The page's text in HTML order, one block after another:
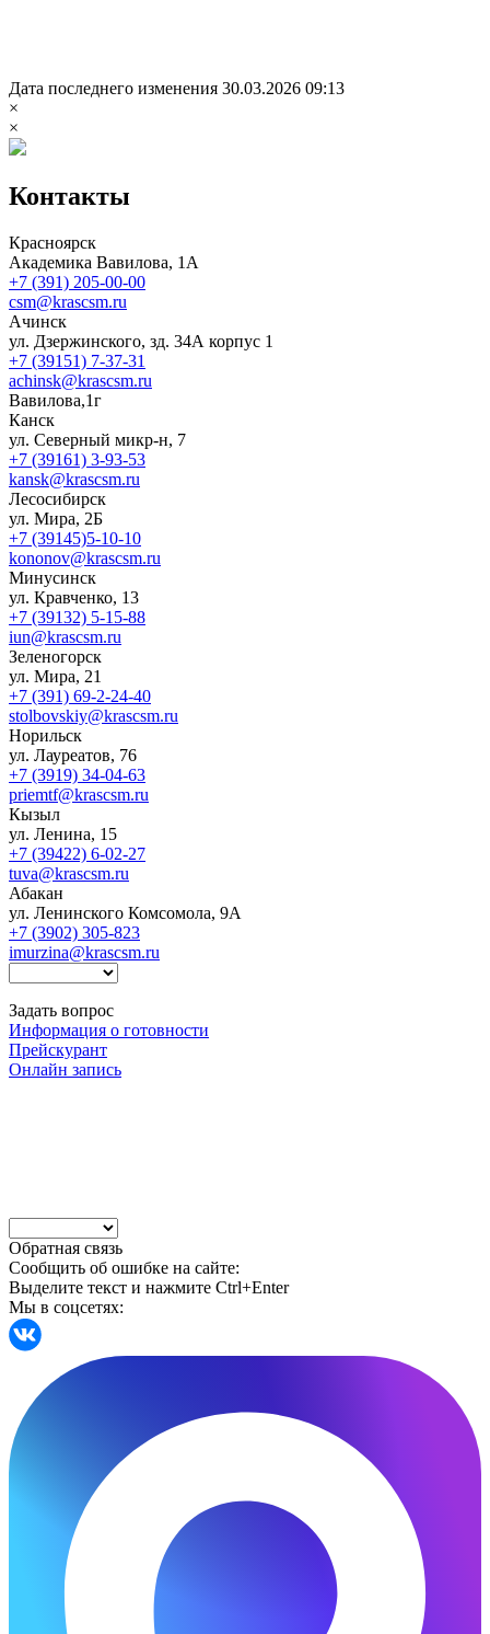
Дата последнего изменения 30.03.2026 09:13
×
×
Контакты
Красноярск
Академика Вавилова, 1А
+7 (391) 205-00-00
csm@krascsm.ru
Ачинск
ул. Дзержинского, зд. 34А корпус 1
+7 (39151) 7-37-31
achinsk@krascsm.ru
Вавилова,1г
Канск
ул. Северный микр-н, 7
+7 (39161) 3-93-53
kansk@krascsm.ru
Лесосибирск
ул. Мира, 2Б
+7 (39145)5-10-10
kononov@krascsm.ru
Минусинск
ул. Кравченко, 13
+7 (39132) 5-15-88
iun@krascsm.ru
Зеленогорск
ул. Мира, 21
+7 (391) 69-2-24-40
stolbovskiy@krascsm.ru
Норильск
ул. Лауреатов, 76
+7 (3919) 34-04-63
priemtf@krascsm.ru
Кызыл
ул. Ленина, 15
+7 (39422) 6-02-27
tuva@krascsm.ru
Абакан
ул. Ленинского Комсомола, 9А
+7 (3902) 305-823
imurzina@krascsm.ru
Задать вопрос
Информация о готовности
Прейскурант
Онлайн запись
Обратная связь
Сообщить об ошибке на сайте:
Выделите текст и нажмите Ctrl+Enter
Мы в соцсетях: